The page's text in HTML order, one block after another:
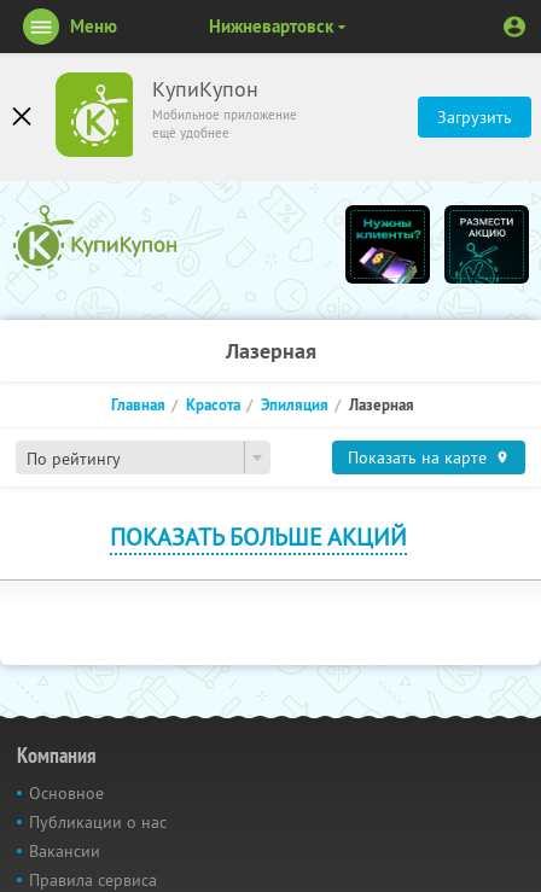
КупиКупон
Мобильное приложение
ещё удобнее
Загрузить
Меню Нижневартовск
Лазерная
По рейтингу
Главная Красота Эпиляция Лазерная
Показать на карте
ПОКАЗАТЬ БОЛЬШЕ АКЦИЙ
Компания
Основное
Публикации о нас
Вакансии
Правила сервиса